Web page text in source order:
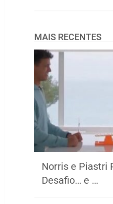
MAIS RECENTES
Norris e Piastri
Desafio… e …